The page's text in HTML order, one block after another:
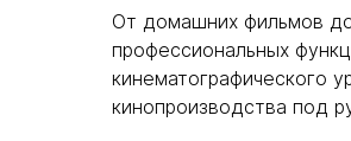
От домашних фильмов
профессиональных
кинематографического
кинопроизводства под